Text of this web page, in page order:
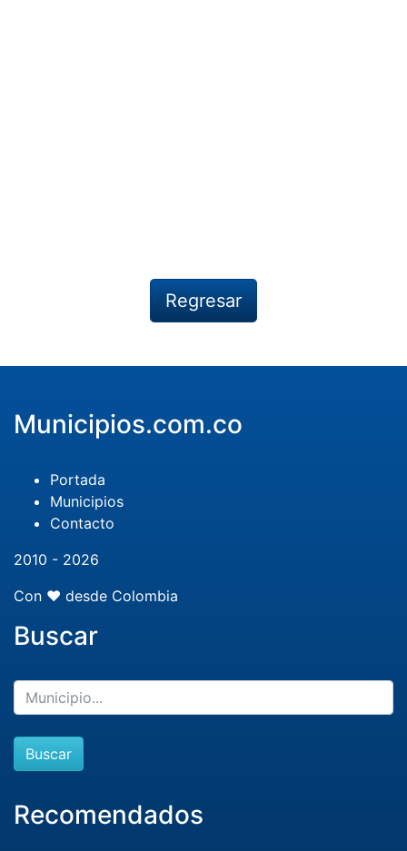
Regresar
Municipios.com.co
Portada
Municipios
Contacto
2010 - 2026
Con ❤️ desde Colombia
Buscar
Buscar
Recomendados